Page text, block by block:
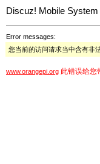
Discuz! Mobile
Error messages:
您当前的访问请求当中含有非
www.orangepi.org 此错误给您